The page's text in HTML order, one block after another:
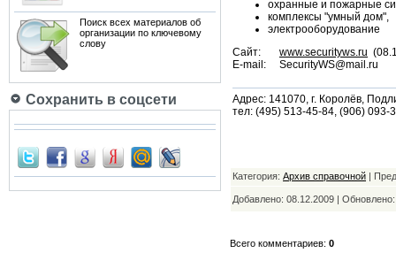
Поиск всех материалов об
организации по ключевому
слову
Сохранить в соцсети
охранные и пожарные
комплексы "умный дом",
электрооборудование
Сайт: www.securityws.ru
E-mail: SecurityWS@mail.ru
Адрес: 141070, г. Королёв,
тел: (495) 513-45-84, (906) 093-
Категория: Архив справочной |
Добавлено: 08.12.2009 |
Всего комментариев: 0